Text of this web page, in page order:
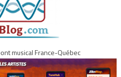
musical France-Québec